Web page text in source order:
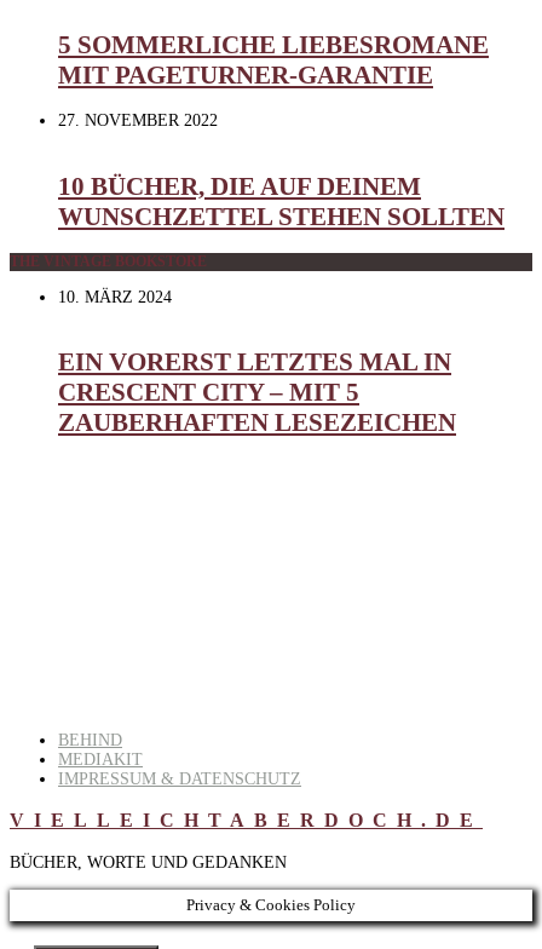
5 SOMMERLICHE LIEBESROMANE
MIT PAGETURNER-GARANTIE
27. NOVEMBER 2022
10 BÜCHER, DIE AUF DEINEM
WUNSCHZETTEL STEHEN SOLLTEN
THE VINTAGE BOOKSTORE
10. MÄRZ 2024
EIN VORERST LETZTES MAL IN
CRESCENT CITY – MIT 5
ZAUBERHAFTEN LESEZEICHEN
BEHIND
MEDIAKIT
IMPRESSUM & DATENSCHUTZ
VIELLEICHTABERDOCH.DE
BÜCHER, WORTE UND GEDANKEN
Privacy & Cookies Policy